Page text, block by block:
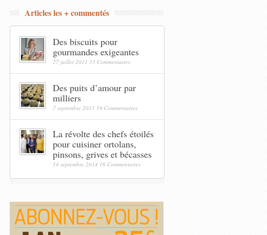
Articles les + commentés
Des biscuits pour
gourmandes exigeantes
27 juillet 2011 33 Commentaires
Des puits d’amour par
milliers
7 septembre 2011 19 Commentaires
La révolte des chefs étoilés
pour cuisiner ortolans,
pinsons, grives et bécasses
14 septembre 2014 16 Commentaires